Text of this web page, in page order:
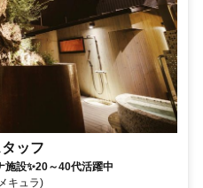
ッフ
設✨20～40代活躍中
キュラ)